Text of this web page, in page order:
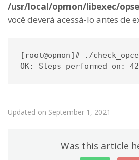
/usr/local/opmon/libexec/
você deverá acessá-lo antes de
[root@opmon]# ./
Updated on September 1, 2021
Was this article